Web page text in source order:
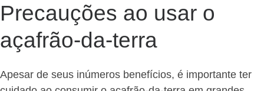
Precauções ao usar o
açafrão-da-terra
Apesar de seus inúmeros benefícios, é importante ter